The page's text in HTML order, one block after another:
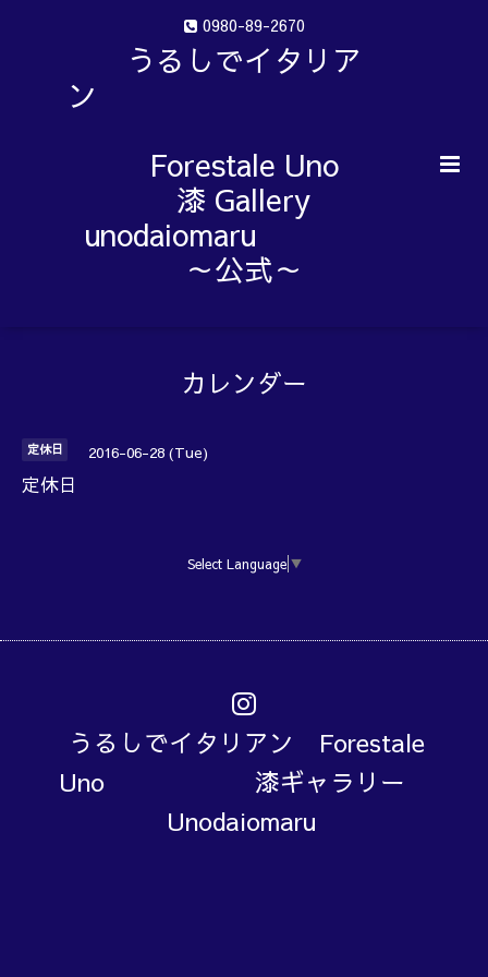
0980-89-2670
うるしでイタリア
ン
Forestale Uno
漆 Gallery
unodaiomaru
～公式～
カレンダー
定休日 2016-06-28 (Tue)
定休日
Select Language ▼
うるしでイタリアン Forestale
Uno 漆ギャラリー
Unodaiomaru